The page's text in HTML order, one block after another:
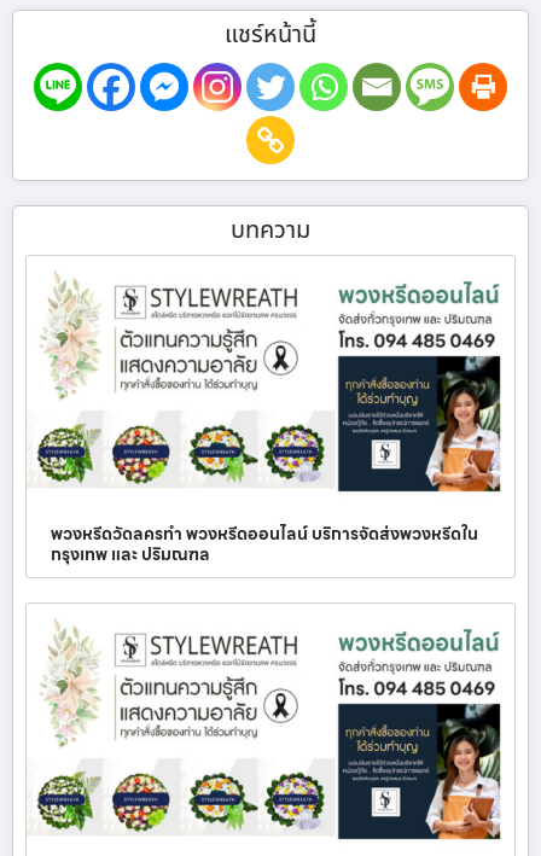
แชร์หน้านี้
บทความ
พวงหรีดวัดลครทำ พวงหรีดออนไลน์ บริการจัดส่งพวงหรีดใน
กรุงเทพ และ ปริมณฑล